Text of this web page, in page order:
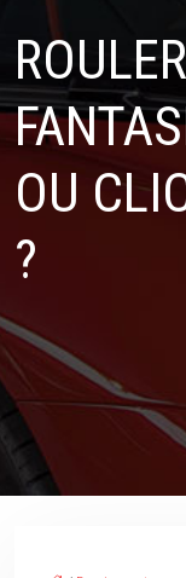
OU
?